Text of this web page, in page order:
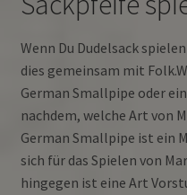
Wenn Du Dudelsack
dies gemeinsam mit
German Smallpipe oder
nachdem, welche Art von
German Smallpipe ist ein
sich für das Spielen von
hingegen ist eine Art